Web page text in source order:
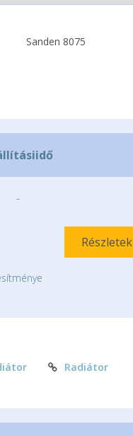
Sanden 8075
-
Részletek
Radiátor